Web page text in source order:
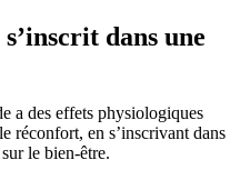
dans une
a des effets physiologiques
réconfort, en s’inscrivant dans
le bien-être.